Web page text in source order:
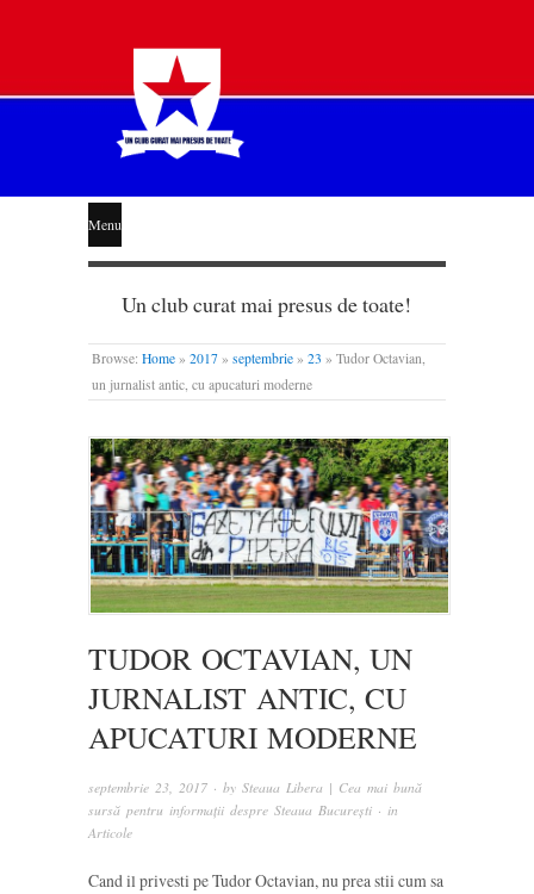
STEAUA
LIBERĂ
Menu
Un club curat mai presus de toate!
Browse: Home » 2017 » septembrie » 23 » Tudor Octavian,
un jurnalist antic, cu apucaturi moderne
TUDOR OCTAVIAN, UN
JURNALIST ANTIC, CU
APUCATURI MODERNE
septembrie 23, 2017 · by Steaua Libera | Cea mai bună
sursă pentru informații despre Steaua București · in
Articole
Cand il privesti pe Tudor Octavian, nu prea stii cum sa